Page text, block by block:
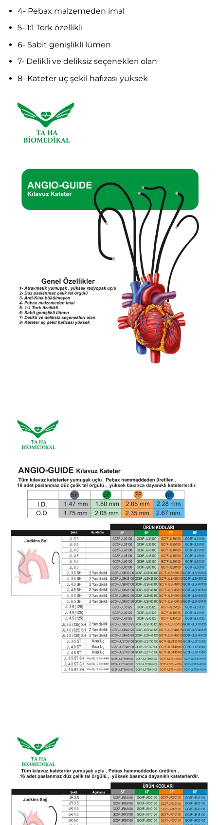
4- Pebax malzemeden imal
5- 1:1 Tork özellikli
6- Sabit genişlikli lümen
7- Delikli ve deliksiz seçenekleri olan
8- Kateter uç şekil hafızası yüksek